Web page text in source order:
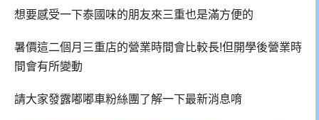
想要感受一下泰國味的朋友來三重也是滿方便的
暑價這二個月三重店的營業時間會比較長!但開學後營業時
間會有所變動
請大家發露嘟嘟車粉絲團了解一下最新消息唷